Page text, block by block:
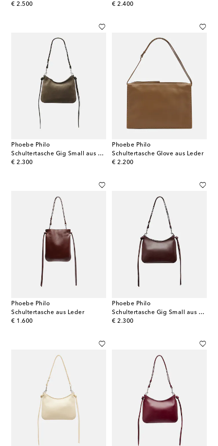
€ 2.500
original price
€ 2.400
original price
Phoebe Philo
Schultertasche Gig Small aus Veloursleder
€ 2.300
original price
Phoebe Philo
Schultertasche Glove aus Leder
€ 2.200
original price
Phoebe Philo
Schultertasche aus Leder
€ 1.600
original price
Phoebe Philo
Schultertasche Gig Small aus Leder
€ 2.300
original price